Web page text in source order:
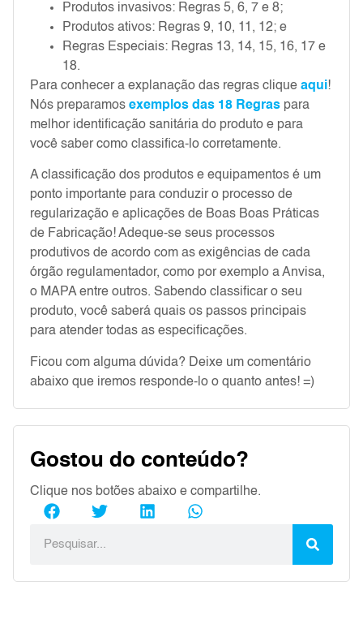
Produtos invasivos: Regras 5, 6, 7 e 8;
Produtos ativos: Regras 9, 10, 11, 12; e
Regras Especiais: Regras 13, 14, 15, 16, 17 e
18.
Para conhecer a explanação das regras clique aqui!
Nós preparamos exemplos das 18 Regras para
melhor identificação sanitária do produto e para
você saber como classifica-lo corretamente.
A classificação dos produtos e equipamentos é um
ponto importante para conduzir o processo de
regularização e aplicações de Boas Boas Práticas
de Fabricação! Adeque-se seus processos
produtivos de acordo com as exigências de cada
órgão regulamentador, como por exemplo a Anvisa,
o MAPA entre outros. Sabendo classificar o seu
produto, você saberá quais os passos principais
para atender todas as especificações.
Ficou com alguma dúvida? Deixe um comentário
abaixo que iremos responde-lo o quanto antes! =)
Gostou do conteúdo?
Clique nos botões abaixo e compartilhe.